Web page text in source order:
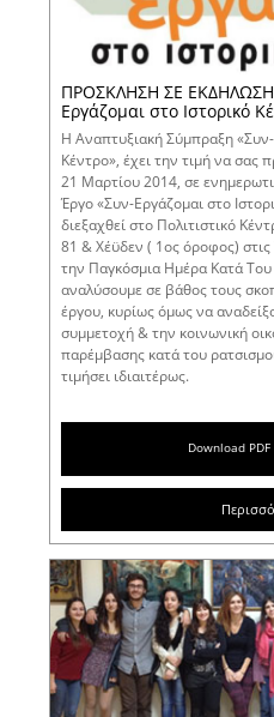
ΠΡΟΣΚΛΗΣΗ ΣΕ
Εργάζομαι στο Ιστορικό
Η Αναπτυξιακή Σύμπραξη «Συν-
Κέντρο», έχει την τιμή να σας
21 Μαρτίου 2014, σε
Έργο «Συν-Εργάζομαι στο
διεξαχθεί στο Πολιτιστικό
81 & Χέϋδεν ( 1ος όροφος)
την Παγκόσμια Ημέρα Κατά Του
αναλύσουμε σε βάθος τους
έργου, κυρίως όμως να
συμμετοχή & την κοινωνική
παρέμβασης κατά του
τιμήσει ιδιαιτέρως.
Download PDF